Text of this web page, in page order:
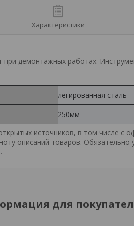
Характеристики
при демонтажных работах.
легированная сталь
250мм
источников, в том числе с
описаний товаров.
для